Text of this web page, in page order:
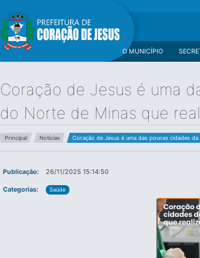
O MUNICÍPIO
Coração de Jesus é uma
do Norte de Minas que
Principal Notícias Coração de Jesus é uma das poucas cidades
Publicação: 26/11/2025 15:14:50
Categorias: Saúde